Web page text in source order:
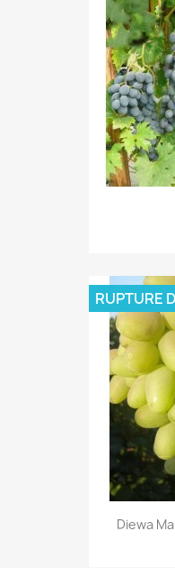
Diewa
RUPTURE